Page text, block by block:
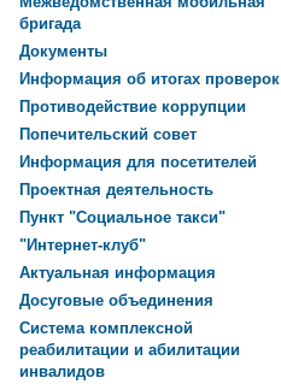
бригада
Документы
Информация об итогах проверок
Противодействие коррупции
Попечительский совет
Информация для посетителей
Проектная деятельность
Пункт "Социальное такси"
"Интернет-клуб"
Актуальная информация
Досуговые объединения
Система комплексной
реабилитации и абилитации
инвалидов